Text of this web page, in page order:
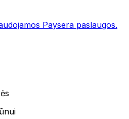
Paysera paslaugos.